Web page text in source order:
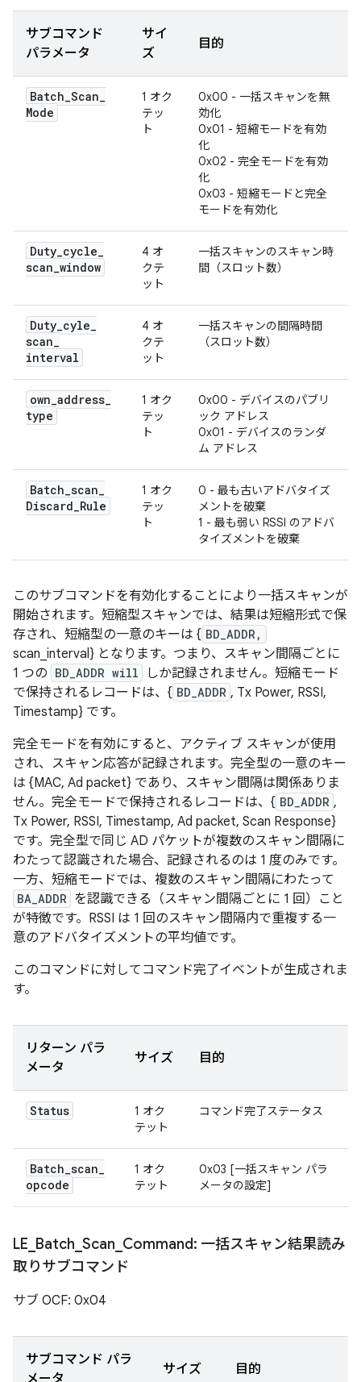
サブコマンド
パラメータ
サイ
ズ
目的
Batch_Scan_
Mode
1 オク
テッ
ト
0x00 - 一括スキャンを無
効化
0x01 - 短縮モードを有効
化
0x02 - 完全モードを有効
化
0x03 - 短縮モードと完全
モードを有効化
Duty_cycle_
scan_window
4 オ
クテ
ット
一括スキャンのスキャン時
間（スロット数）
Duty_cyle_
scan_
interval
4 オ
クテ
ット
一括スキャンの間隔時間
（スロット数）
own_address_
type
1 オク
テッ
ト
0x00 - デバイスのパブリ
ック アドレス
0x01 - デバイスのランダ
ム アドレス
Batch_scan_
Discard_Rule
1 オク
テッ
ト
0 - 最も古いアドバタイズ
メントを破棄
1 - 最も弱い RSSI のアドバ
タイズメントを破棄
このサブコマンドを有効化することにより一括スキャンが
開始されます。短縮型スキャンでは、結果は短縮形式で保
存され、短縮型の一意のキーは { BD_ADDR,
scan_interval} となります。つまり、スキャン間隔ごとに
1 つの BD_ADDR will
しか記録されません。短縮モード
で保持されるレコードは、{ BD_ADDR , Tx Power, RSSI,
Timestamp} です。
完全モードを有効にすると、アクティブ スキャンが使用
され、スキャン応答が記録されます。完全型の一意のキー
は {MAC, Ad packet} であり、スキャン間隔は関係ありま
せん。完全モードで保持されるレコードは、{ BD_ADDR ,
Tx Power, RSSI, Timestamp, Ad packet, Scan Response}
です。完全型で同じ AD パケットが複数のスキャン間隔に
わたって認識された場合、記録されるのは 1 度のみです。
一方、短縮モードでは、複数のスキャン間隔にわたって
BA_ADDR を認識できる（スキャン間隔ごとに 1 回）こと
が特徴です。RSSI は 1 回のスキャン間隔内で重複する一
意のアドバタイズメントの平均値です。
このコマンドに対してコマンド完了イベントが生成されま
す。
リターン パラ
メータ
サイズ 目的
Status
1 オク
テット
コマンド完了ステータス
Batch_scan_
opcode
1 オク
テット
0x03 [一括スキャン パラ
メータの設定]
LE Batch Scan Command: 一括スキャン結果読み
取りサブコマンド
サブ OCF: 0x04
サブコマンド パラ
メータ
サイズ 目的